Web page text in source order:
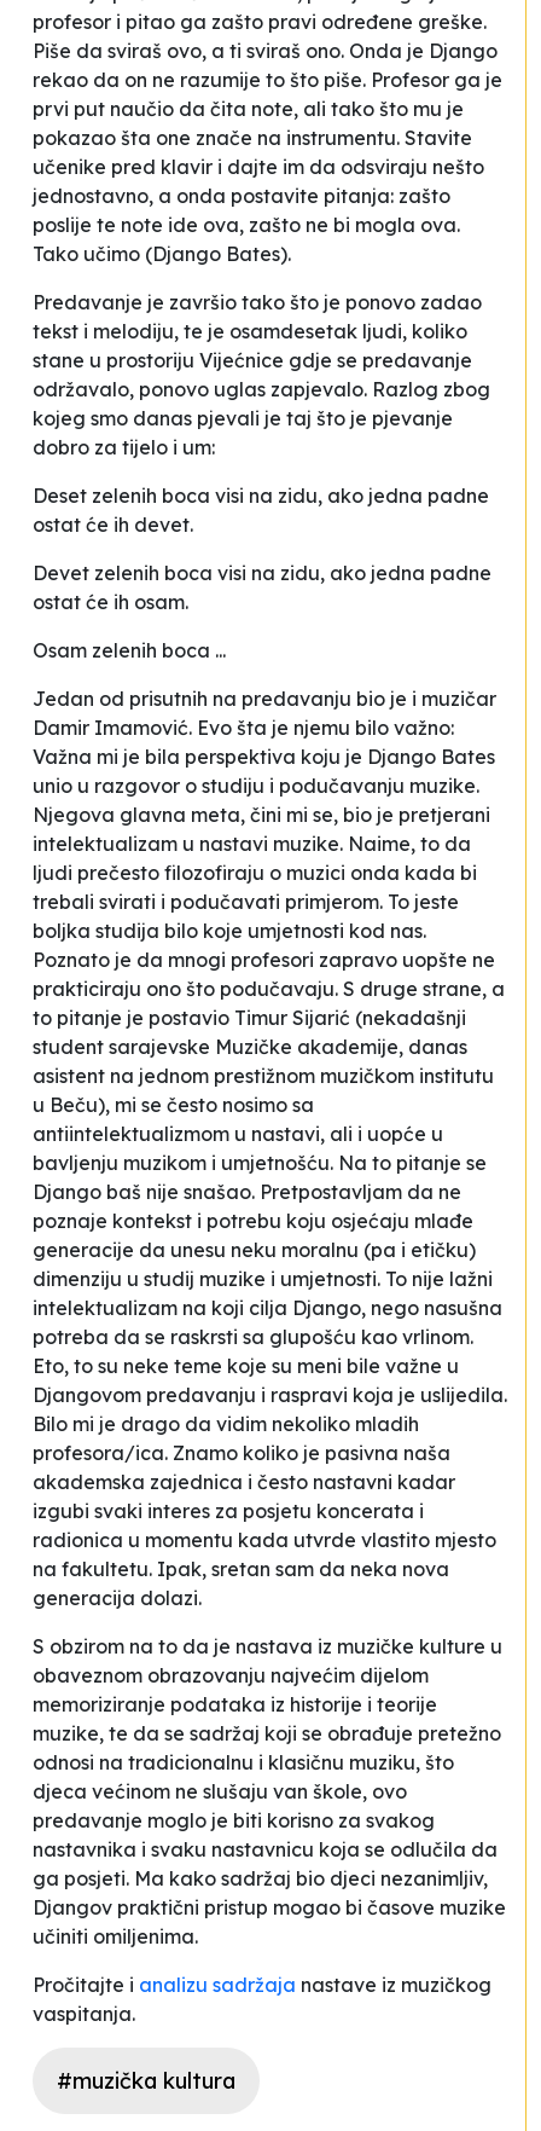
profesor i pitao ga zašto pravi određene greške.
Piše da sviraš ovo, a ti sviraš ono. Onda je Django
rekao da on ne razumije to što piše. Profesor ga je
prvi put naučio da čita note, ali tako što mu je
pokazao šta one znače na instrumentu. Stavite
učenike pred klavir i dajte im da odsviraju nešto
jednostavno, a onda postavite pitanja: zašto
poslije te note ide ova, zašto ne bi mogla ova.
Tako učimo (Django Bates).
Predavanje je završio tako što je ponovo zadao
tekst i melodiju, te je osamdesetak ljudi, koliko
stane u prostoriju Vijećnice gdje se predavanje
održavalo, ponovo uglas zapjevalo. Razlog zbog
kojeg smo danas pjevali je taj što je pjevanje
dobro za tijelo i um:
Deset zelenih boca visi na zidu, ako jedna padne
ostat će ih devet.
Devet zelenih boca visi na zidu, ako jedna padne
ostat će ih osam.
Osam zelenih boca ...
Jedan od prisutnih na predavanju bio je i muzičar
Damir Imamović. Evo šta je njemu bilo važno:
Važna mi je bila perspektiva koju je Django Bates
unio u razgovor o studiju i podučavanju muzike.
Njegova glavna meta, čini mi se, bio je pretjerani
intelektualizam u nastavi muzike. Naime, to da
ljudi prečesto filozofiraju o muzici onda kada bi
trebali svirati i podučavati primjerom. To jeste
boljka studija bilo koje umjetnosti kod nas.
Poznato je da mnogi profesori zapravo uopšte ne
prakticiraju ono što podučavaju. S druge strane, a
to pitanje je postavio Timur Sijarić (nekadašnji
student sarajevske Muzičke akademije, danas
asistent na jednom prestižnom muzičkom institutu
u Beču), mi se često nosimo sa
antiintelektualizmom u nastavi, ali i uopće u
bavljenju muzikom i umjetnošću. Na to pitanje se
Django baš nije snašao. Pretpostavljam da ne
poznaje kontekst i potrebu koju osjećaju mlađe
generacije da unesu neku moralnu (pa i etičku)
dimenziju u studij muzike i umjetnosti. To nije lažni
intelektualizam na koji cilja Django, nego nasušna
potreba da se raskrsti sa glupošću kao vrlinom.
Eto, to su neke teme koje su meni bile važne u
Djangovom predavanju i raspravi koja je uslijedila.
Bilo mi je drago da vidim nekoliko mladih
profesora/ica. Znamo koliko je pasivna naša
akademska zajednica i često nastavni kadar
izgubi svaki interes za posjetu koncerata i
radionica u momentu kada utvrde vlastito mjesto
na fakultetu. Ipak, sretan sam da neka nova
generacija dolazi.
S obzirom na to da je nastava iz muzičke kulture u
obaveznom obrazovanju najvećim dijelom
memoriziranje podataka iz historije i teorije
muzike, te da se sadržaj koji se obrađuje pretežno
odnosi na tradicionalnu i klasičnu muziku, što
djeca većinom ne slušaju van škole, ovo
predavanje moglo je biti korisno za svakog
nastavnika i svaku nastavnicu koja se odlučila da
ga posjeti. Ma kako sadržaj bio djeci nezanimljiv,
Djangov praktični pristup mogao bi časove muzike
učiniti omiljenima.
Pročitajte i analizu sadržaja nastave iz muzičkog
vaspitanja.
#muzička kultura